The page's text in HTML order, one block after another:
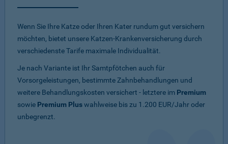
Wenn Sie Ihre Katze oder Ihren Kater rundum gut versichern
möchten, bietet unsere Katzen-Krankenversicherung durch
verschiedenste Tarife maximale Individualität.
Je nach Variante ist Ihr Samtpfötchen auch für
Vorsorgeleistungen, bestimmte Zahnbehandlungen und
weitere Behandlungskosten versichert - letztere im Premium
sowie Premium Pluswahlweise bis zu 1.200 EUR/Jahr oder
unbegrenzt.